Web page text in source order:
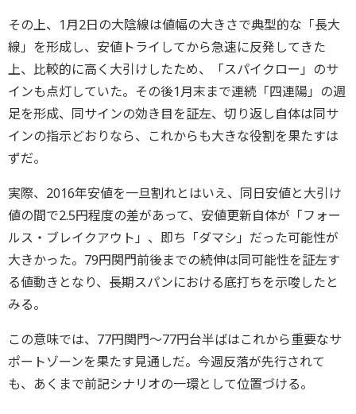
その上、1月2日の大陰線は値幅の大きさで典型的な「長大
線」を形成し、安値トライしてから急速に反発してきた
上、比較的に高く大引けしたため、「スパイクロー」のサ
インも点灯していた。その後1月末まで連続「四連陽」の週
足を形成、同サインの効き目を証左、切り返し自体は同サ
インの指示どおりなら、これからも大きな役割を果たすは
ずだ。
実際、2016年安値を一旦割れとはいえ、同日安値と大引け
値の間で2.5円程度の差があって、安値更新自体が「フォー
ルス・ブレイクアウト」、即ち「ダマシ」だった可能性が
大きかった。79円関門前後までの続伸は同可能性を証左す
る値動きとなり、長期スパンにおける底打ちを示唆したと
みる。
この意味では、77円関門～77円台半ばはこれから重要なサ
ポートゾーンを果たす見通しだ。今週反落が先行されて
も、あくまで前記シナリオの一環として位置づける。